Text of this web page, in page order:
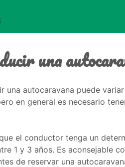
una
una autocaravana puede
en general es necesario
el conductor tenga un
1 y 3 años. Es aconsejable
de reservar una